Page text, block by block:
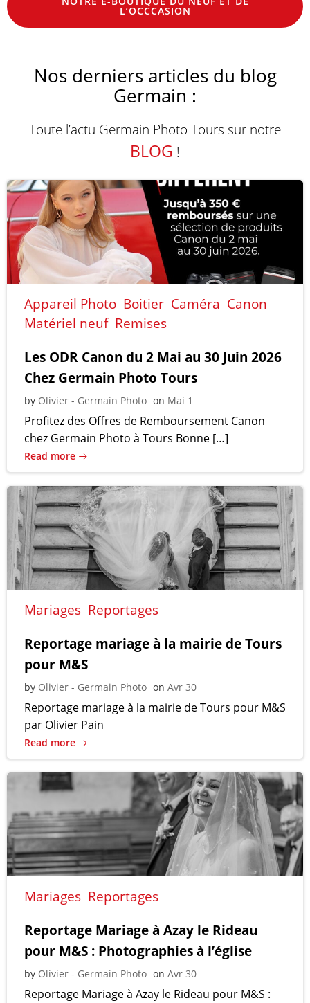
L’OCCCASION
Nos derniers articles du blog
Germain :
Toute l’actu Germain Photo Tours sur notre
BLOG !
Appareil Photo Boitier Caméra Canon
Matériel neuf Remises
Les ODR Canon du 2 Mai au 30 Juin 2026
Chez Germain Photo Tours
by Olivier - Germain Photo on Mai 1
Profitez des Offres de Remboursement Canon
chez Germain Photo à Tours Bonne […]
Read more
Mariages Reportages
Reportage mariage à la mairie de Tours
pour M&S
by Olivier - Germain Photo on Avr 30
Reportage mariage à la mairie de Tours pour M&S
par Olivier Pain
Read more
Mariages Reportages
Reportage Mariage à Azay le Rideau
pour M&S : Photographies à l’église
by Olivier - Germain Photo on Avr 30
Reportage Mariage à Azay le Rideau pour M&S :